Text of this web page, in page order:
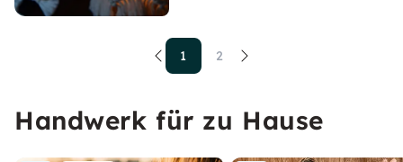
1 2
Handwerk für zu Hause